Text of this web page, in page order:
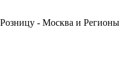
- Москва и Регионы